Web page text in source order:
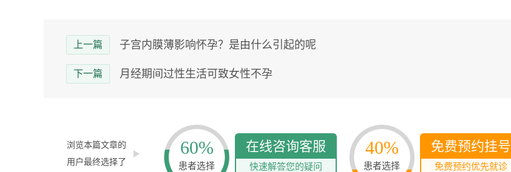
上一篇 子宫内膜薄影响怀孕？是由什么引起的呢
下一篇 月经期间过性生活可致女性不孕
浏览本篇文章的
用户最终选择了
60%
患者选择
在线咨询客服
快速解答您的疑问
40%
患者选择
免费预约挂号
免费预约优先就诊